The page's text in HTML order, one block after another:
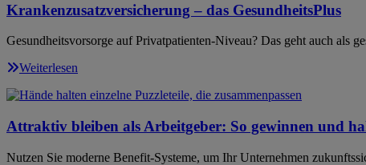
Krankenzusatzversicherung – das GesundheitsPlus
Gesundheitsvorsorge auf Privatpatienten-Niveau? Das geht auch als
Weiterlesen
Attraktiv bleiben als Arbeitgeber: So gewinnen und
Nutzen Sie moderne Benefit-Systeme, um Ihr Unternehmen